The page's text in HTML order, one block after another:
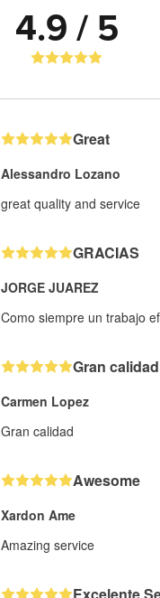
4.9 / 5
Great
Alessandro Lozano
great quality and service
GRACIAS
JORGE JUAREZ
Como siempre un trabajo
Gran calidad
Carmen Lopez
Gran calidad
Awesome
Xardon Ame
Amazing service
Excelente